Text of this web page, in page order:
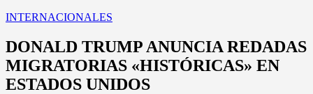
INTERNACIONALES
DONALD TRUMP ANUNCIA REDADAS
MIGRATORIAS «HISTÓRICAS» EN
ESTADOS UNIDOS